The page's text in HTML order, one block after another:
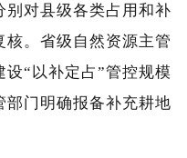
别对县级各类占用和补
核。省级自然资源主管
“以补定占”管控规模
部门明确报备补充耕地